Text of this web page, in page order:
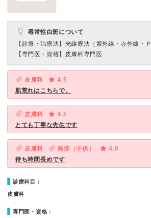
尋常性白斑について
【診療・治療法】 光線療法（紫外線・赤外線・Ｐ
【専門医・資格】 皮膚科専門医
皮膚科
4.5
肌荒れはこちらで。
皮膚科
4.5
とても丁寧な先生です
皮膚科 発疹（子供）
4.0
待ち時間長めです
診療科目：
皮膚科
専門医・資格：